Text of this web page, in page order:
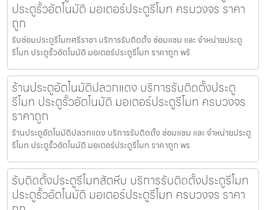
ประตูรั้วอัตโนมัติ มอเตอร์ประตูรีโมท ครบวงจร ราคา
ถูก
รับซ่อมประตูรีโมทศรีราชา บริการรับติดตั้ง ซ่อมแซม และ จำหน่ายประตู
รีโมท ประตูรั้วอัตโนมัติ มอเตอร์ประตูรีโมท ราคาถูก พร้
ร้านประตูอัตโนมัติปลวกแดง บริการรับติดตั้งประตู
รีโมท ประตูรั้วอัตโนมัติ มอเตอร์ประตูรีโมท ครบวงจร
ราคาถูก
ร้านประตูอัตโนมัติปลวกแดง บริการรับติดตั้ง ซ่อมแซม และ จำหน่ายประตู
รีโมท ประตูรั้วอัตโนมัติ มอเตอร์ประตูรีโมท ราคาถูก พร
รับติดตั้งประตูรีโมทสัตหีบ บริการรับติดตั้งประตูรีโมท
ประตูรั้วอัตโนมัติ มอเตอร์ประตูรีโมท ครบวงจร ราคา